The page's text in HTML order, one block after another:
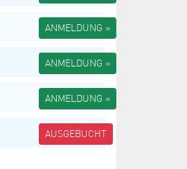
ANMELDUNG »
ANMELDUNG »
ANMELDUNG »
AUSGEBUCHT